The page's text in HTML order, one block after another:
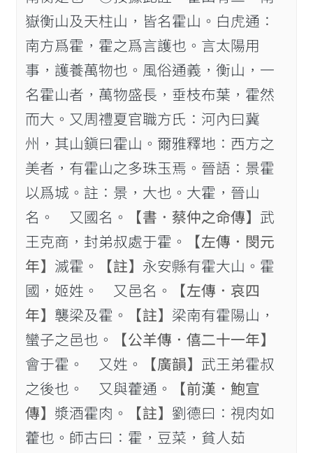
嶽衡山及天柱山，皆名霍山。白虎通：
南方爲霍，霍之爲言護也。言太陽用
事，護養萬物也。風俗通義，衡山，一
名霍山者，萬物盛長，垂枝布葉，霍然
而大。又周禮夏官職方氏：河內曰冀
州，其山鎭曰霍山。爾雅釋地：西方之
美者，有霍山之多珠玉焉。晉語：景霍
以爲城。註：景，大也。大霍，晉山
名。 又國名。
【書．蔡仲之命傳】 武
王克商，封弟叔處于霍。
【左傳．閔元
年】 滅霍。 【註】 永安縣有霍大山。霍
國，姬姓。 又邑名。
【左傳．哀四
年】 襲梁及霍。 【註】 梁南有霍陽山，
蠻子之邑也。
【公羊傳．僖二十一年】
會于霍。 又姓。
【廣韻】 武王弟霍叔
之後也。 又與藿通。
【前漢．鮑宣
傳】 漿酒霍肉。 【註】 劉德曰：視肉如
藿也。師古曰：霍，豆菜，貧人茹